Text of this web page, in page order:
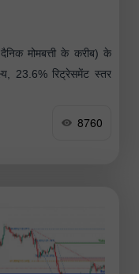
मोमबत्ती के करीब) के
23.6% रिट्रेसमेंट स्तर
8760